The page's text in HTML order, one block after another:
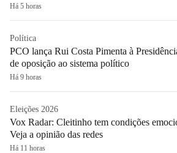
Há 5 horas
Política
PCO lança Rui Costa Pimenta à
de oposição ao sistema político
Há 9 horas
Eleições 2026
Vox Radar: Cleitinho tem condições
Veja a opinião das redes
Há 11 horas